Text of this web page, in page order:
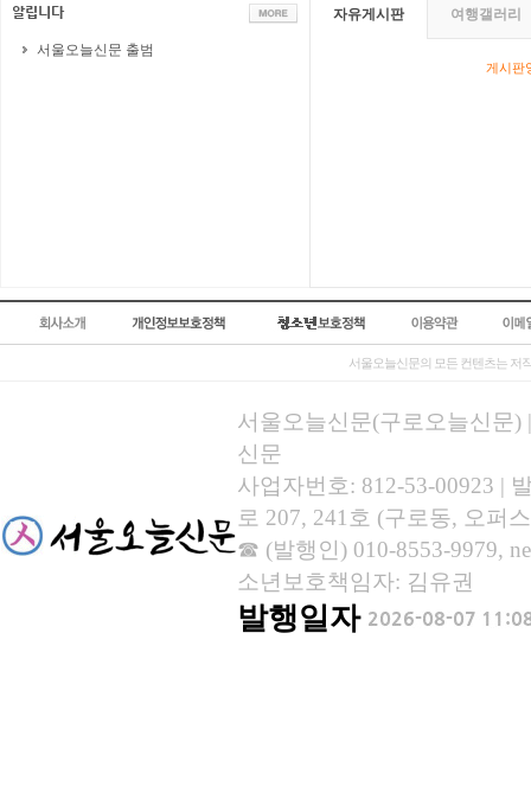
서울오늘신문 출범
자유게시판 여행갤러리
게시판
서울오늘신문의 모든 컨텐츠는 저
서울오늘신문(구로오늘신문)
신문
사업자번호: 812-53-00923 |
로 207, 241호 (구로동, 오퍼
☎ (발행인) 010-8553-9979,
소년보호책임자: 김유권
발행일자